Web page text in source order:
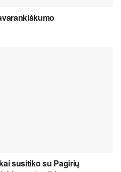
susitiko su Pagirių